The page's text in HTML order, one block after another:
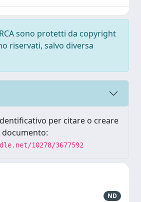
sono protetti da copyright
riservati, salvo diversa
per citare o creare
10278/3677592
ND